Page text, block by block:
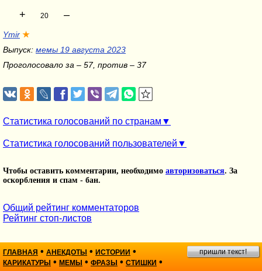
+ 20 –
Ymir ★
Выпуск: мемы 19 августа 2023
Проголосовало за – 57, против – 37
Статистика голосований по странам
Статистика голосований пользователей
Чтобы оставить комментарии, необходимо авторизоваться. За
оскорбления и спам - бан.
Общий рейтинг комментаторов
Рейтинг стоп-листов
ГЛАВНАЯ • АНЕКДОТЫ • ИСТОРИИ •
КАРИКАТУРЫ • МЕМЫ • ФРАЗЫ • СТИШКИ •
пришли текст!